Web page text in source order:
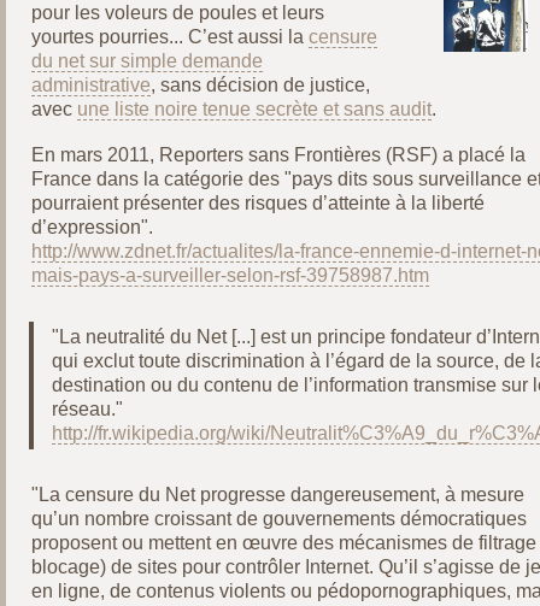
pour les voleurs de poules et leurs
yourtes pourries... C’est aussi la censure
du net sur simple demande
administrative, sans décision de justice,
avec une liste noire tenue secrète et sans audit.
En mars 2011, Reporters sans Frontières (RSF) a placé la
France dans la catégorie des "pays dits sous surveillance
pourraient présenter des risques d’atteinte à la liberté
d’expression".
http://www.zdnet.fr/actualites/la-france-ennemie-d-internet-
mais-pays-a-surveiller-selon-rsf-39758987.htm
"La neutralité du Net [...] est un principe fondateur
qui exclut toute discrimination à l’égard de la source, de
destination ou du contenu de l’information transmise sur
réseau."
http://fr.wikipedia.org/wiki/
"La censure du Net progresse dangereusement, à mesure
qu’un nombre croissant de gouvernements démocratiques
proposent ou mettent en œuvre des mécanismes de filtrage
blocage) de sites pour contrôler Internet. Qu’il s’agisse de
en ligne, de contenus violents ou pédopornographiques,